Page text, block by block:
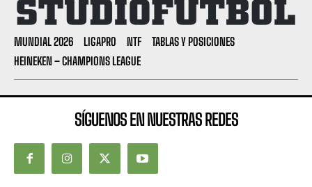
MUNDIAL 2026 LIGAPRO NTF
TABLAS Y POSICIONES
HEINEKEN – CHAMPIONS LEAGUE
SÍGUENOS EN NUESTRAS REDES